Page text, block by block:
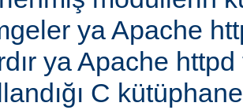
ya Apache
ya Apache
C